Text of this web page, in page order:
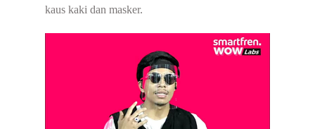
kaus kaki dan masker.